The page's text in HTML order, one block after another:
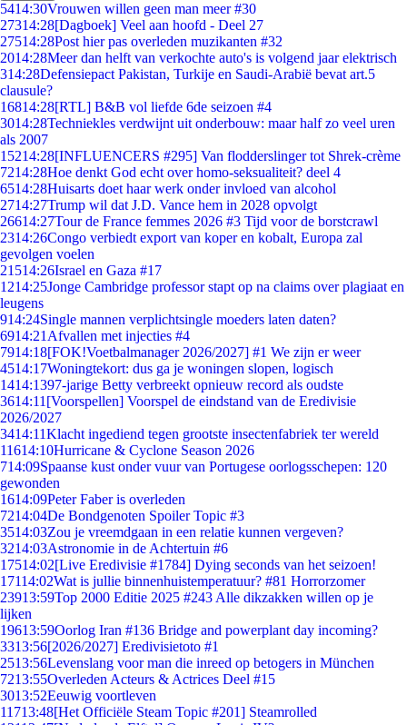
5414:30Vrouwen willen geen man meer #30
27314:28[Dagboek] Veel aan hoofd - Deel 27
27514:28Post hier pas overleden muzikanten #32
2014:28Meer dan helft van verkochte auto's is volgend jaar elektrisch
314:28Defensiepact Pakistan, Turkije en Saudi-Arabië bevat art.5
clausule?
16814:28[RTL] B&B vol liefde 6de seizoen #4
3014:28Techniekles verdwijnt uit onderbouw: maar half zo veel uren
als 2007
15214:28[INFLUENCERS #295] Van flodderslinger tot Shrek-crème
7214:28Hoe denkt God echt over homo-seksualiteit? deel 4
6514:28Huisarts doet haar werk onder invloed van alcohol
2714:27Trump wil dat J.D. Vance hem in 2028 opvolgt
26614:27Tour de France femmes 2026 #3 Tijd voor de borstcrawl
2314:26Congo verbiedt export van koper en kobalt, Europa zal
gevolgen voelen
21514:26Israel en Gaza #17
1214:25Jonge Cambridge professor stapt op na claims over plagiaat en
leugens
914:24Single mannen verplichtsingle moeders laten daten?
6914:21 Afvallen met injecties #4
7914:18[FOK!Voetbalmanager 2026/2027] #1 We zijn er weer
4514:17Woningtekort: dus ga je woningen slopen, logisch
1414:1397-jarige Betty verbreekt opnieuw record als oudste
3614:11 [Voorspellen] Voorspel de eindstand van de Eredivisie
2026/2027
3414:11Klacht ingediend tegen grootste insectenfabriek ter wereld
11614:10Hurricane & Cyclone Season 2026
714:09Spaanse kust onder vuur van Portugese oorlogsschepen: 120
gewonden
1614:09Peter Faber is overleden
7214:04De Bondgenoten Spoiler Topic #3
3514:03Zou je vreemdgaan in een relatie kunnen vergeven?
3214:03Astronomie in de Achtertuin #6
17514:02[Live Eredivisie #1784] Dying seconds van het seizoen!
17114:02Wat is jullie binnenhuistemperatuur? #81 Horrorzomer
23913:59Top 2000 Editie 2025 #243 Alle dikzakken willen op je
lijken
19613:59Oorlog Iran #136 Bridge and powerplant day incoming?
3313:56[2026/2027] Eredivisietoto #1
2513:56Levenslang voor man die inreed op betogers in München
7213:55Overleden Acteurs & Actrices Deel #15
3013:52Eeuwig voortleven
11713:48[Het Officiële Steam Topic #201] Steamrolled